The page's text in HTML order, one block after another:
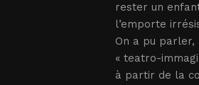
rester un
l’emporte
On a pu parler,
« teatro-
à partir de la